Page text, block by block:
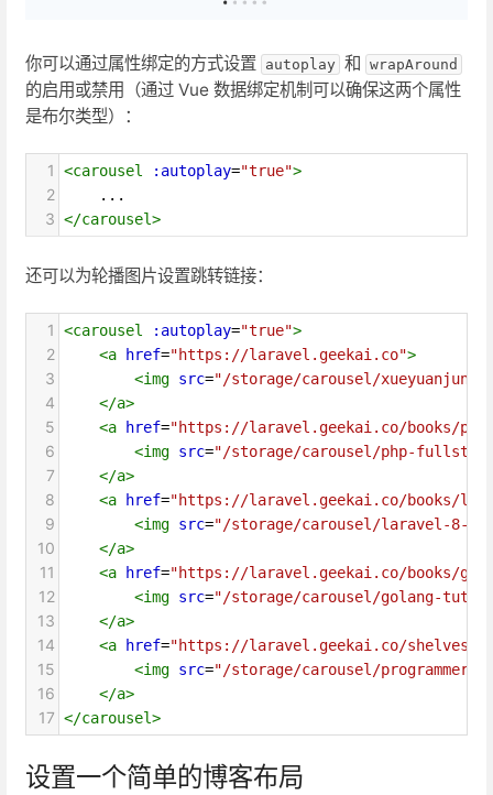
你可以通过属性绑定的方式设置 autoplay 和 wrapAround
的启用或禁用（通过 Vue 数据绑定机制可以确保这两个属性
是布尔类型）：
1 <carousel :autoplay="true">
2
    ...
3 </carousel>
还可以为轮播图片设置跳转链接：
1 <carousel :autoplay="true">
2 <a href="https://laravel.geekai.co">
3 <img src="/storage/carousel/xueyuanjun-
4 </a>
5 <a href="https://laravel.geekai.co/books/
6 <img src="/storage/carousel/php-
7 </a>
8 <a href="https://laravel.geekai.co/books/
9 <img src="/storage/carousel/laravel-8-x-
10 </a>
11 <a href="https://laravel.geekai.co/books/
12 <img src="/storage/carousel/golang-
13 </a>
14 <a href="https://laravel.geekai.co/shelves/
15 <img src="/storage/carousel/
16 </a>
17 </carousel>
设置一个简单的博客布局